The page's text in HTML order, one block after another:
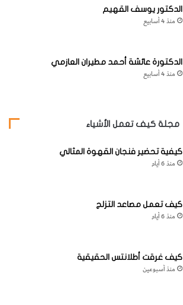
الدكتور يوسف القهيم
منذ 4 أسابيع
الدكتورة عائشة أحمد مطيران العازمي
منذ 4 أسابيع
مجلة كيف تعمل الأشياء
كيفية تحضير فنجان القهوة المثالي
منذ 6 أيام
كيف تعمل مصاعد التزلج
منذ 6 أيام
كيف غرقت أطلانتس الحقيقية
منذ أسبوعين